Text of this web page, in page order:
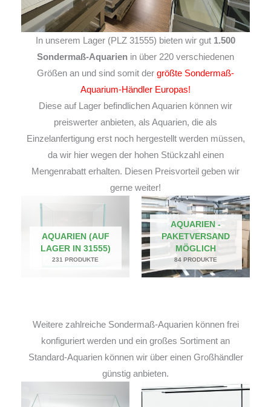
In unserem Lager (PLZ 31555) bieten wir gut 1.500
Sondermaß-Aquarien in über 220 verschiedenen
Größen an und sind somit der größte Sondermaß-
Aquarium-Händler Europas!
Diese auf Lager befindlichen Aquarien können wir
preiswerter anbieten, als Aquarien, die als
Einzelanfertigung erst noch hergestellt werden müssen,
da wir hier wegen der hohen Stückzahl einen
Mengenrabatt erhalten. Diesen Preisvorteil geben wir
gerne weiter!
AQUARIEN (AUF
LAGER IN 31555)
231 PRODUKTE
AQUARIEN -
PAKETVERSAND
MÖGLICH
84 PRODUKTE
Weitere zahlreiche Sondermaß-Aquarien können frei
konfiguriert werden und ein großes Sortiment an
Standard-Aquarien können wir über einen Großhändler
günstig anbieten.